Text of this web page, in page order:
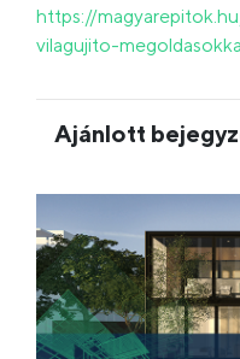
https://
vilagujito-
Ajánlott